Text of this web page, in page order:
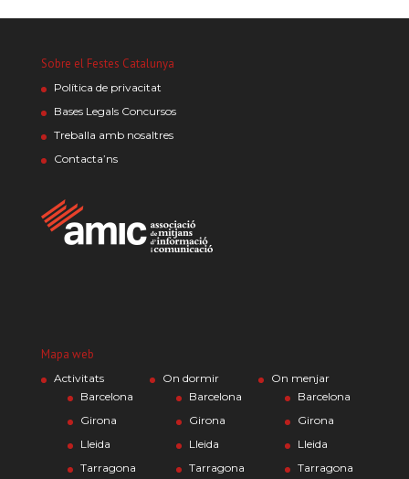
Sobre el Festes Catalunya
Política de privacitat
Bases Legals Concursos
Treballa amb nosaltres
Contacta’ns
Mapa web
Activitats
Barcelona
Girona
Lleida
Tarragona
On dormir
Barcelona
Girona
Lleida
Tarragona
On menjar
Barcelona
Girona
Lleida
Tarragona